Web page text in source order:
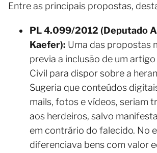
Entre as principais propostas,
PL 4.099/2012 (Deputado
Kaefer): Uma das propostas
previa a inclusão de um
Civil para dispor sobre a
Sugeria que conteúdos
mails, fotos e vídeos, seriam
aos herdeiros, salvo
em contrário do falecido. No
diferenciava bens com valor